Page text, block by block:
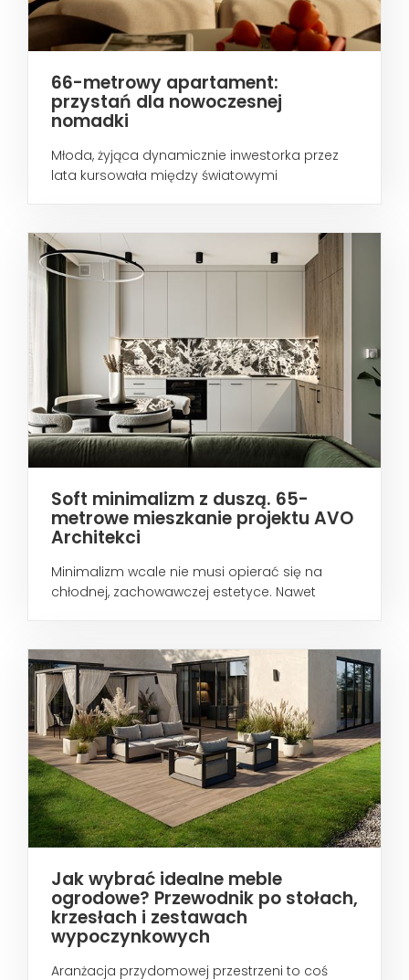
66-metrowy apartament:
przystań dla nowoczesnej
nomadki
Młoda, żyjąca dynamicznie inwestorka przez
lata kursowała między światowymi
Soft minimalizm z duszą. 65-
metrowe mieszkanie projektu AVO
Architekci
Minimalizm wcale nie musi opierać się na
chłodnej, zachowawczej estetyce. Nawet
Jak wybrać idealne meble
ogrodowe? Przewodnik po stołach,
krzesłach i zestawach
wypoczynkowych
Aranżacja przydomowej przestrzeni to coś